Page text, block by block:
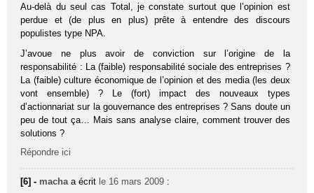
Au-delà du seul cas Total, je constate surtout que l’opinion est
perdue et (de plus en plus) prête à entendre des discours
populistes type NPA.
J’avoue ne plus avoir de conviction sur l’origine de la
responsabilité : La (faible) responsabilité sociale des entreprises ?
La (faible) culture économique de l’opinion et des media (les deux
vont ensemble) ? Le (fort) impact des nouveaux types
d’actionnariat sur la gouvernance des entreprises ? Sans doute un
peu de tout ça… Mais sans analyse claire, comment trouver des
solutions ?
Répondre ici
[6] - macha a écrit le 16 mars 2009 :